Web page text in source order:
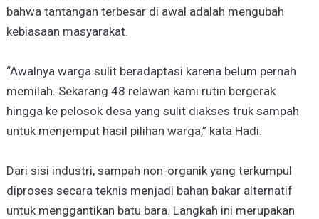
bahwa tantangan terbesar di awal adalah mengubah
kebiasaan masyarakat.
“Awalnya warga sulit beradaptasi karena belum pernah
memilah. Sekarang 48 relawan kami rutin bergerak
hingga ke pelosok desa yang sulit diakses truk sampah
untuk menjemput hasil pilihan warga,” kata Hadi.
Dari sisi industri, sampah non-organik yang terkumpul
diproses secara teknis menjadi bahan bakar alternatif
untuk menggantikan batu bara. Langkah ini merupakan